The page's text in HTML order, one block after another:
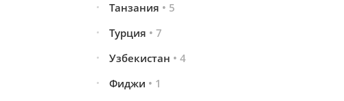
Танзания • 5
Турция • 7
Узбекистан • 4
Фиджи • 1